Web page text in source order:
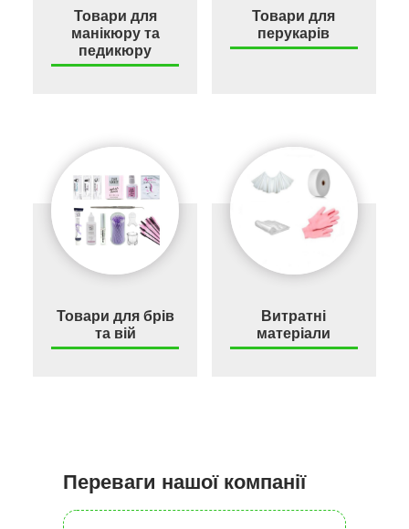
Товари для
манікюру та
педикюру
Товари для
перукарів
Товари для брів
та вій
Витратні
матеріали
Переваги нашої компанії